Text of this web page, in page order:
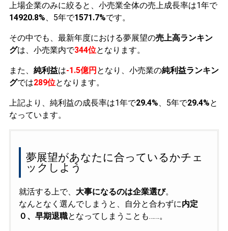
上場企業のみに絞ると、小売業全体の売上成長率は1年で
14920.8%、5年で1571.7%です。
その中でも、最新年度における夢展望の売上高ランキン
グは、小売業内で344位となります。
また、 純利益は-1.5億円 となり、小売業の純利益ランキン
グでは289位となります。
上記より、純利益の成長率は1年で29.4%、5年で29.4%と
なっています。
夢展望があなたに合っているかチェ
ックしよう
就活する上で、 大事になるのは企業選び。
なんとなく選んでしまうと、自分と合わずに内定
０、早期退職となってしまうことも……。